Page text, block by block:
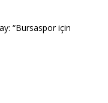
“Bursaspor için